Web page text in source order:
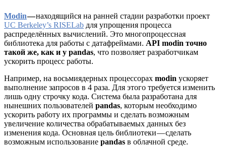
Modin—находящийся на ранней стадии разработки проект
UC Berkeley’s RISELab для упрощения процесса
распределённых вычислений. Это многопроцессная
библиотека для работы с датафреймами. API modin точно
такой же, как и у pandas, что позволяет разработчикам
ускорить процесс работы.
Например, на восьмиядерных процессорах modin ускоряет
выполнение запросов в 4 раза. Для этого требуется изменить
лишь одну строчку кода. Система была разработана для
нынешних пользователей pandas, которым необходимо
ускорить работу их программы и сделать возможным
увеличение количества обрабатываемых данных без
изменения кода. Основная цель библиотеки — сделать
возможным использование pandas в облачной среде.